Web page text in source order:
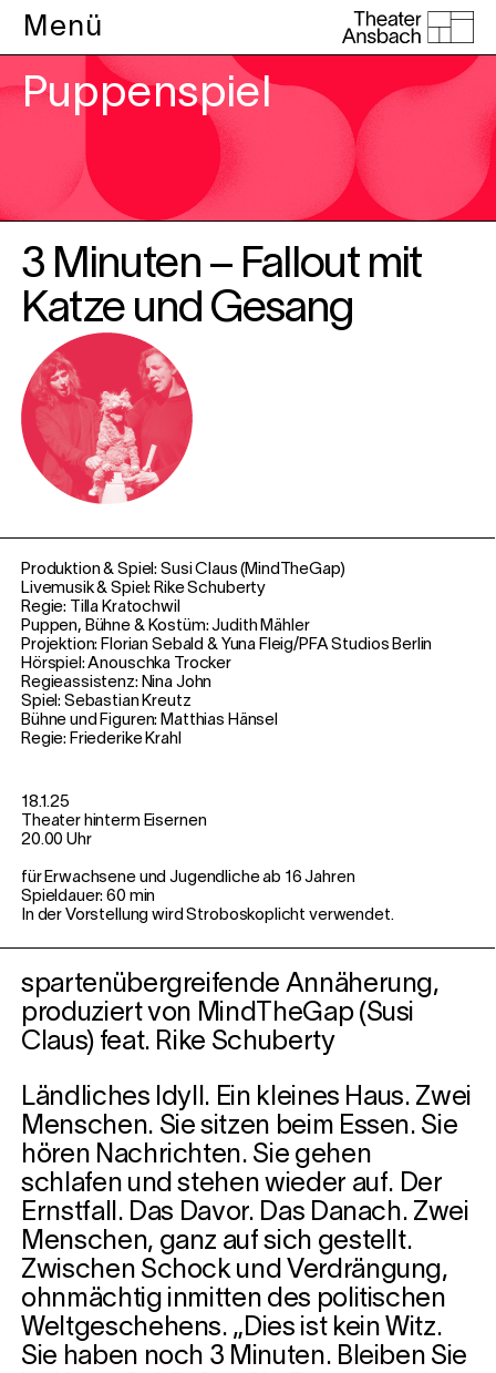
Menü
Puppenspiel
3 Minuten – Fallout mit
Katze und Gesang
Produktion & Spiel: Susi Claus (MindTheGap)
Livemusik & Spiel: Rike Schuberty
Regie: Tilla Kratochwil
Puppen, Bühne & Kostüm: Judith Mähler
Projektion: Florian Sebald & Yuna Fleig/PFA Studios Berlin
Hörspiel: Anouschka Trocker
Regieassistenz: Nina John
Spiel: Sebastian Kreutz
Bühne und Figuren: Matthias Hänsel
Regie: Friederike Krahl
18.1.25
Theater hinterm Eisernen
20.00 Uhr
für Erwachsene und Jugendliche ab 16 Jahren
Spieldauer: 60 min
In der Vorstellung wird Stroboskoplicht verwendet.
spartenübergreifende Annäherung,
produziert von MindTheGap (Susi
Claus) feat. Rike Schuberty
Ländliches Idyll. Ein kleines Haus. Zwei
Menschen. Sie sitzen beim Essen. Sie
hören Nachrichten. Sie gehen
schlafen und stehen wieder auf. Der
Ernstfall. Das Davor. Das Danach. Zwei
Menschen, ganz auf sich gestellt.
Zwischen Schock und Verdrängung,
ohnmächtig inmitten des politischen
Weltgeschehens. „Dies ist kein Witz.
Sie haben noch 3 Minuten. Bleiben Sie